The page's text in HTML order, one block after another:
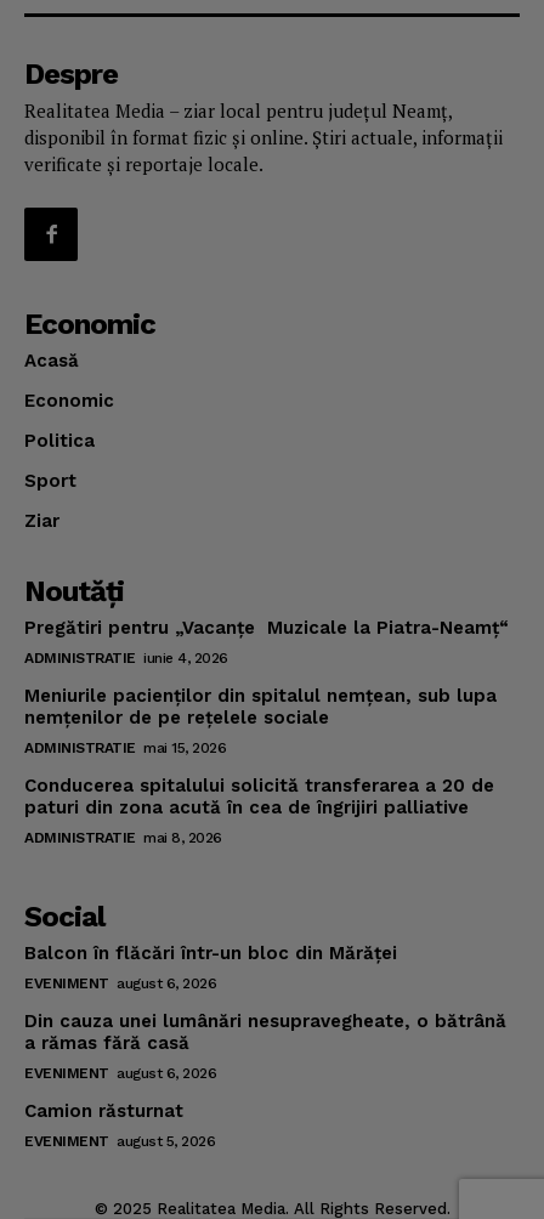
Despre
Realitatea Media – ziar local pentru județul Neamț,
disponibil în format fizic și online. Știri actuale, informații
verificate și reportaje locale.
Economic
Acasă
Economic
Politica
Sport
Ziar
Noutăţi
Pregătiri pentru „Vacanţe Muzicale la Piatra-Neamţ“
ADMINISTRATIE iunie 4, 2026
Meniurile pacienţilor din spitalul nemţean, sub lupa
nemţenilor de pe reţelele sociale
ADMINISTRATIE mai 15, 2026
Conducerea spitalului solicită transferarea a 20 de
paturi din zona acută în cea de îngrijiri palliative
ADMINISTRATIE mai 8, 2026
Social
Balcon în flăcări într-un bloc din Mărăţei
EVENIMENT august 6, 2026
Din cauza unei lumânări nesupravegheate, o bătrână
a rămas fără casă
EVENIMENT august 6, 2026
Camion răsturnat
EVENIMENT august 5, 2026
© 2025 Realitatea Media. All Rights Reserved.